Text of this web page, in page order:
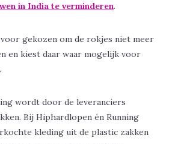
in India te verminderen.
gekozen om de rokjes niet meer
en kiest daar waar mogelijk voor
wordt door de leveranciers
Bij Hiphardlopen én Running
kleding uit de plastic zakken